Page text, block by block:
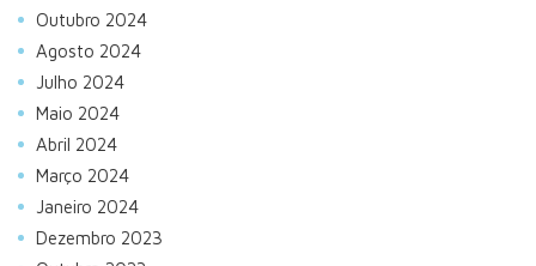
Outubro 2024
Agosto 2024
Julho 2024
Maio 2024
Abril 2024
Março 2024
Janeiro 2024
Dezembro 2023